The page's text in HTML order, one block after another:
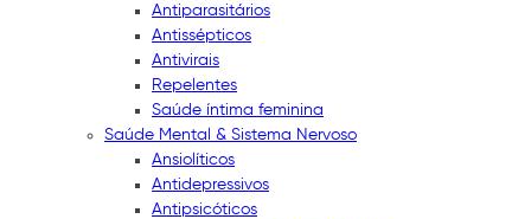
Antiparasitários
Antissépticos
Antivirais
Repelentes
Saúde íntima feminina
Saúde Mental & Sistema Nervoso
Ansiolíticos
Antidepressivos
Antipsicóticos